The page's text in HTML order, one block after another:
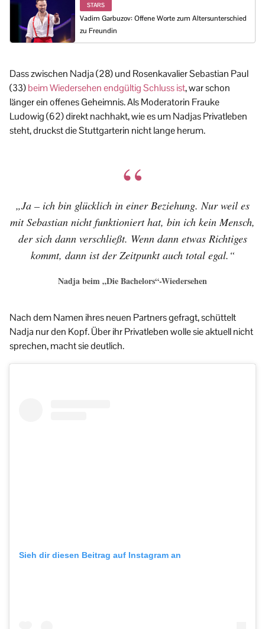
STARS
Vadim Garbuzov: Offene Worte zum Altersunterschied
zu Freundin
Dass zwischen Nadja (28) und Rosenkavalier Sebastian Paul
(33)beim Wiedersehen endgültig Schluss ist, war schon
länger ein offenes Geheimnis. Als Moderatorin Frauke
Ludowig (62) direkt nachhakt, wie es um Nadjas Privatleben
steht, druckst die Stuttgarterin nicht lange herum.
„Ja – ich bin glücklich in einer Beziehung. Nur weil es
mit Sebastian nicht funktioniert hat, bin ich kein Mensch,
der sich dann verschließt. Wenn dann etwas Richtiges
kommt, dann ist der Zeitpunkt auch total egal.“
Nadja beim „Die Bachelors“-Wiedersehen
Nach dem Namen ihres neuen Partners gefragt, schüttelt
Nadja nur den Kopf. Über ihr Privatleben wolle sie aktuell nicht
sprechen, macht sie deutlich.
Sieh dir diesen Beitrag auf Instagram an